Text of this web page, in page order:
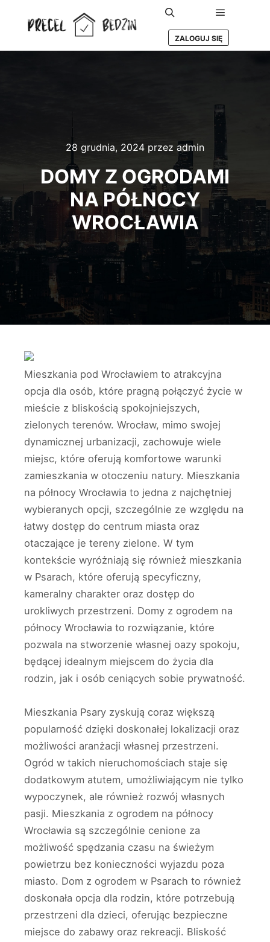
Szukaj Główne
ZALOGUJ SIĘ
28 grudnia, 2024 przez admin
DOMY Z OGRODAMI
NA PÓŁNOCY
WROCŁAWIA
Mieszkania pod Wrocławiem to atrakcyjna
opcja dla osób, które pragną połączyć życie w
mieście z bliskością spokojniejszych,
zielonych terenów. Wrocław, mimo swojej
dynamicznej urbanizacji, zachowuje wiele
miejsc, które oferują komfortowe warunki
zamieszkania w otoczeniu natury. Mieszkania
na północy Wrocławia to jedna z najchętniej
wybieranych opcji, szczególnie ze względu na
łatwy dostęp do centrum miasta oraz
otaczające je tereny zielone. W tym
kontekście wyróżniają się również mieszkania
w Psarach, które oferują specyficzny,
kameralny charakter oraz dostęp do
urokliwych przestrzeni. Domy z ogrodem na
północy Wrocławia to rozwiązanie, które
pozwala na stworzenie własnej oazy spokoju,
będącej idealnym miejscem do życia dla
rodzin, jak i osób ceniących sobie prywatność.
Mieszkania Psary zyskują coraz większą
popularność dzięki doskonałej lokalizacji oraz
możliwości aranżacji własnej przestrzeni.
Ogród w takich nieruchomościach staje się
dodatkowym atutem, umożliwiającym nie tylko
wypoczynek, ale również rozwój własnych
pasji. Mieszkania z ogrodem na północy
Wrocławia są szczególnie cenione za
możliwość spędzania czasu na świeżym
powietrzu bez konieczności wyjazdu poza
miasto. Dom z ogrodem w Psarach to również
doskonała opcja dla rodzin, które potrzebują
przestrzeni dla dzieci, oferując bezpieczne
miejsce do zabawy oraz rekreacji. Bliskość